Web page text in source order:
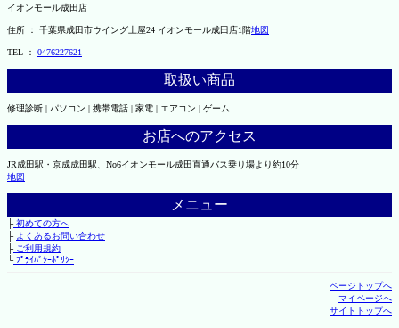
イオンモール成田店
住所 ： 千葉県成田市ウイング土屋24 イオンモール成田店1階地図
TEL ： 0476227621
取扱い商品
修理診断 | パソコン | 携帯電話 | 家電 | エアコン | ゲーム
お店へのアクセス
JR成田駅・京成成田駅、No6イオンモール成田直通バス乗り場より約10分
地図
メニュー
├初めての方へ
├ よくあるお問い合わせ
├ご利用規約
└ﾌﾟﾗｲﾊﾞｼｰﾎﾟﾘｼｰ
ページトップへ
マイページへ
サイトトップへ